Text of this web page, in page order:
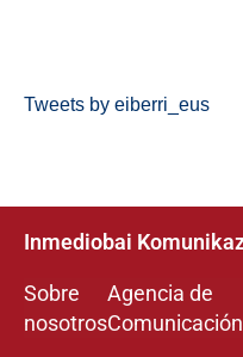
Tweets by eiberri_eus
Inmediobai
Sobre
nosotros
Agencia de
Comunicación